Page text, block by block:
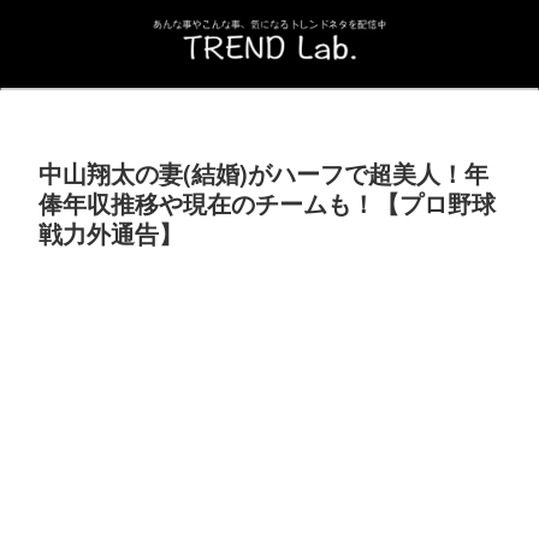
中山翔太の妻(結婚)がハーフで超美人！年
俸年収推移や現在のチームも！【プロ野球
戦力外通告】